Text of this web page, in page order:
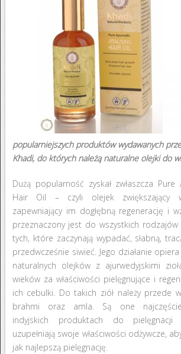
popularniejszych produktów wydawanych
Khadi, do których należą naturalne olejki do
Dużą popularność zyskał zwłaszcza Pure
Hair Oil – czyli olejek zwiększający
zapewniający im dogłębną regenerację i
przeznaczony jest do wszystkich rodzajów
tych, które zaczynają wypadać, słabną,
przedwcześnie siwieć. Jego działanie
naturalnych olejków z ajurwedyjskimi
wieków za właściwości pielęgnujące i
ich cebulki. Do takich ziół należy przede
brahmi oraz amla. Są one najczęściej
indyjskich produktach do pielęgnacji
uzupełniają swoje właściwości odżywcze,
jak najlepszą pielęgnację.